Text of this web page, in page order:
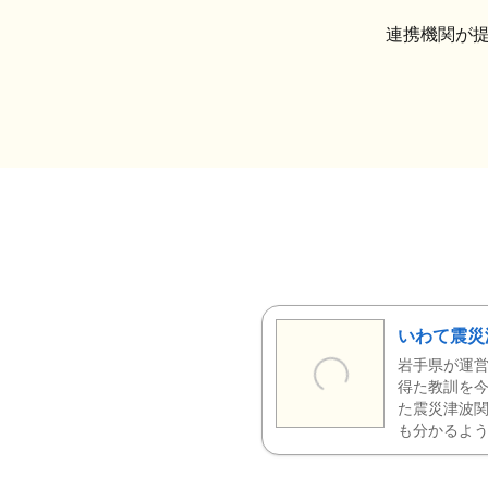
連携機関が
いわて震
岩手県が運
得た教訓を
た震災津波
も分かるよ